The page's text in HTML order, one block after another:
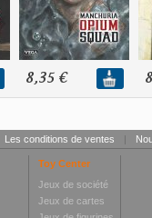
8,35 €
Les conditions de ventes |
Toy Center
Jeux de société
Jeux de cartes